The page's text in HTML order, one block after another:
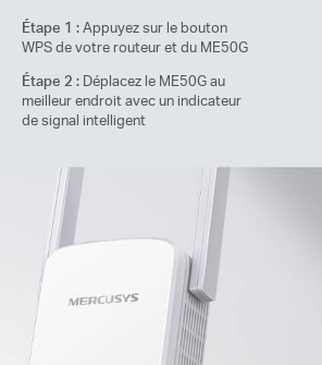
Étape 1 :Appuyez sur le bouton
WPS de votre routeur et du ME50G
Étape 2 : Déplacez le ME50G au
meilleur endroit avec un indicateur
de signal intelligent